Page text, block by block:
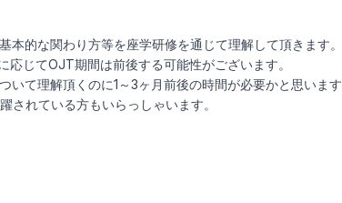
的な関わり方等を座学研修を通じて理解して頂きます。
じてOJT期間は前後する可能性がございます。
て理解頂くのに1～3ヶ月前後の時間が必要かと思います
れている方もいらっしゃいます。